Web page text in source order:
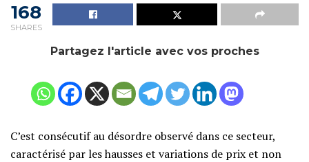
168
SHARES
Partagez l'article avec vos proches
C’est consécutif au désordre observé dans ce secteur,
caractérisé par les hausses et variations de prix et non